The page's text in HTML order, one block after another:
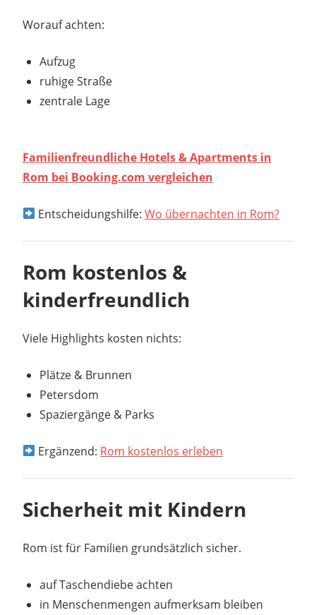
Worauf achten:
Aufzug
ruhige Straße
zentrale Lage
Familienfreundliche Hotels & Apartments in
Rom bei Booking.com vergleichen
Entscheidungshilfe:Wo übernachten in Rom?
Rom kostenlos &
kinderfreundlich
Viele Highlights kosten nichts:
Plätze & Brunnen
Petersdom
Spaziergänge & Parks
Ergänzend: Rom kostenlos erleben
Sicherheit mit Kindern
Rom ist für Familien grundsätzlich sicher.
auf Taschendiebe achten
in Menschenmengen aufmerksam bleiben